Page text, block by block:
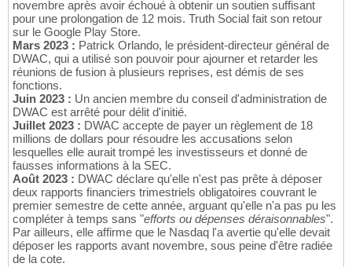
novembre après avoir échoué à obtenir un soutien suffisant
pour une prolongation de 12 mois. Truth Social fait son retour
sur le Google Play Store.
Mars 2023 : Patrick Orlando, le président-directeur général de
DWAC, qui a utilisé son pouvoir pour ajourner et retarder les
réunions de fusion à plusieurs reprises, est démis de ses
fonctions.
Juin 2023 : Un ancien membre du conseil d'administration de
DWAC est arrêté pour délit d'initié.
Juillet 2023 : DWAC accepte de payer un règlement de 18
millions de dollars pour résoudre les accusations selon
lesquelles elle aurait trompé les investisseurs et donné de
fausses informations à la SEC.
Août 2023 : DWAC déclare qu'elle n'est pas prête à déposer
deux rapports financiers trimestriels obligatoires couvrant le
premier semestre de cette année, arguant qu'elle n'a pas pu les
compléter à temps sans "efforts ou dépenses déraisonnables".
Par ailleurs, elle affirme que le Nasdaq l'a avertie qu'elle devait
déposer les rapports avant novembre, sous peine d'être radiée
de la cote.